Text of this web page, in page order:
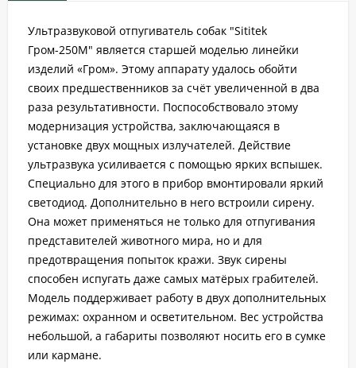
Ультразвуковой отпугиватель собак "Sititek
Гром-250М" является старшей моделью линейки
изделий «Гром». Этому аппарату удалось обойти
своих предшественников за счёт увеличенной в два
раза результативности. Поспособствовало этому
модернизация устройства, заключающаяся в
установке двух мощных излучателей. Действие
ультразвука усиливается с помощью ярких вспышек.
Специально для этого в прибор вмонтировали яркий
светодиод. Дополнительно в него встроили сирену.
Она может применяться не только для отпугивания
представителей животного мира, но и для
предотвращения попыток кражи. Звук сирены
способен испугать даже самых матёрых грабителей.
Модель поддерживает работу в двух дополнительных
режимах: охранном и осветительном. Вес устройства
небольшой, а габариты позволяют носить его в сумке
или кармане.